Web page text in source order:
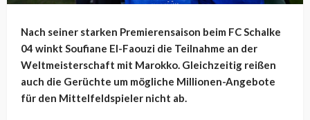
Nach seiner starken Premierensaison beim FC Schalke
04 winkt Soufiane El-Faouzi die Teilnahme an der
Weltmeisterschaft mit Marokko. Gleichzeitig reißen
auch die Gerüchte um mögliche Millionen-Angebote
für den Mittelfeldspieler nicht ab.